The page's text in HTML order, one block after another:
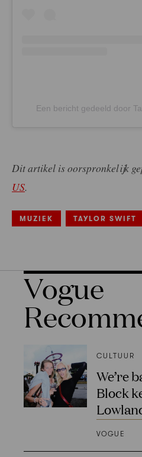
Een bericht gedeeld door
Dit artikel is oorspronkelijk
US.
MUZIEK TAYLOR SWIFT
Vogue
CULTUUR
We’re
Block
VOGUE